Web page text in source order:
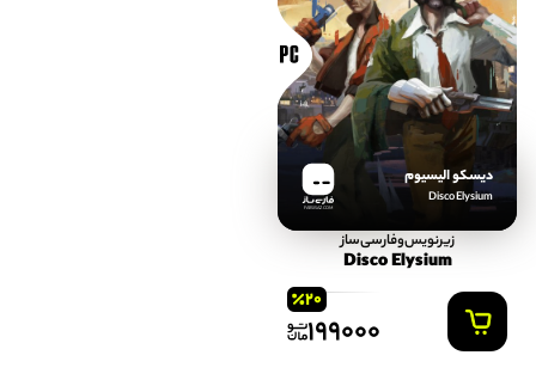
دیسکو الیسیوم
Disco Elysium
FARSISAZ.COM
زیرنویس‌و‌فارسی‌ساز
Disco Elysium
20
199000